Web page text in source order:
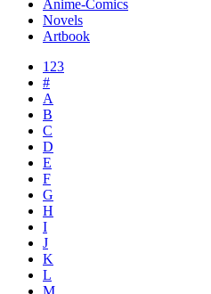
Anime-Comics
Novels
Artbook
123
#
A
B
C
D
E
F
G
H
I
J
K
L
M